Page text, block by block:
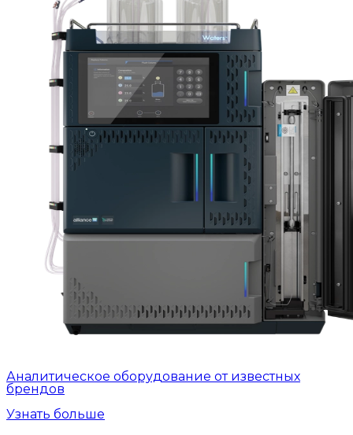
Аналитическое оборудование от известных
брендов
Узнать больше